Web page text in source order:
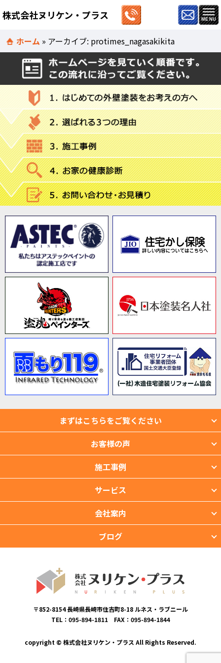
株式会社ヌリケン・プラス
ホーム » アーカイブ: protimes_nagasakikita
まずはこちらをご覧ください
お客様の声
施工事例
サービス
会社案内
ブログ
〒852-8154 長崎県長崎市住吉町8-18 ルネス・ラブニール
TEL：095-894-1811 FAX：095-894-1844
copyright © 株式会社ヌリケン・プラス All Rights Reserved.